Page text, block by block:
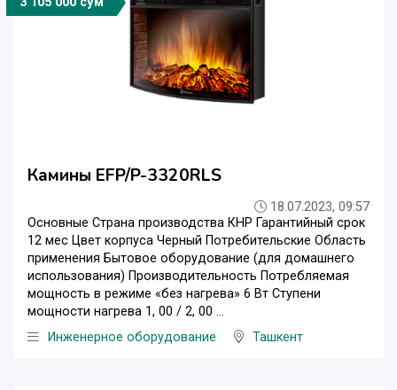
Камины EFP/P-3320RLS
18.07.2023, 09:57
Основные Страна производства КНР Гарантийный срок
12 мес Цвет корпуса Черный Потребительские Область
применения Бытовое оборудование (для домашнего
использования) Производительность Потребляемая
мощность в режиме «без нагрева» 6 Вт Ступени
мощности нагрева 1, 00 / 2, 00 ...
Инженерное оборудование
Ташкент